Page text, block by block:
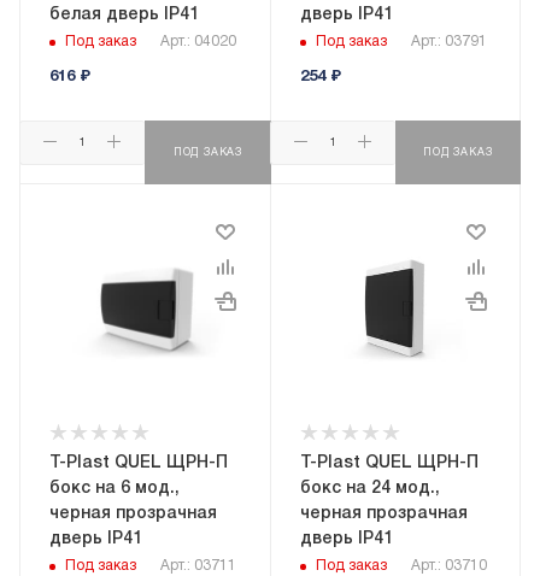
белая дверь IP41
Под заказ Арт.: 04020
616₽
ПОД ЗАКАЗ
дверь IP41
Под заказ Арт.: 03791
254₽
ПОД ЗАКАЗ
T-Plast QUEL ЩРН-П
бокс на 6 мод.,
черная прозрачная
дверь IP41
Под заказ Арт.: 03711
T-Plast QUEL ЩРН-П
бокс на 24 мод.,
черная прозрачная
дверь IP41
Под заказ Арт.: 03710